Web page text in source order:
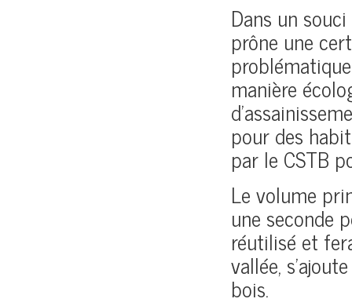
Dans un
prône une
manière
pour des
par le CSTB
Le volume
une seconde
réutilisé et
vallée,
bois.